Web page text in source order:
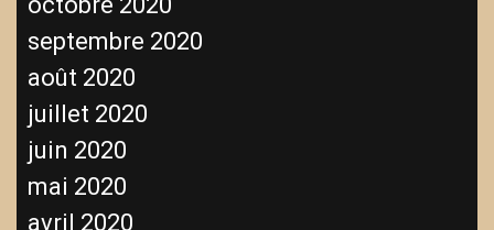
septembre 2020
août 2020
juillet 2020
juin 2020
mai 2020
avril 2020